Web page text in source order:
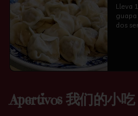
Lleva
dos
Apertivos 我们的小吃